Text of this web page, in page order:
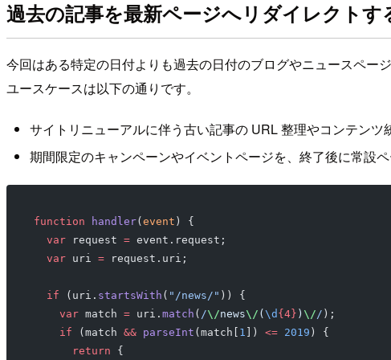
過去の記事を最新ページへリダイレクトす
今回はある特定の日付よりも過去の日付のブログやニュースペー
ユースケースは以下の通りです。
サイトリニューアルに伴う古い記事の URL 整理やコンテン
期間限定のキャンペーンやイベントページを、終了後に常設
function handler( event ) {
  var
request = event.request;
  var
uri = request.uri;
  if
(uri. startsWith ( "/news/" )) {
    var
match = uri. match ( /\/news\/ ( \d {4} ) \/ / );
    if
(match && parseInt (match[ 1 ]) <= 2019 ) {
      return
{